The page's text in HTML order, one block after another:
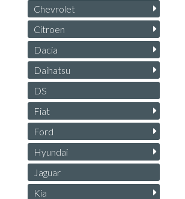
Chevrolet
Citroen
Dacia
Daihatsu
DS
Fiat
Ford
Hyundai
Jaguar
Kia